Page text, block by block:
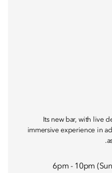
Its new bar, with live
immersive experience in
6pm - 10pm